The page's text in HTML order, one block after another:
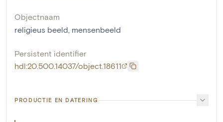
Objectnaam
religieus beeld, mensenbeeld
Persistent identifier
hdl:20.500.14037/object.18611
PRODUCTIE EN DATERING